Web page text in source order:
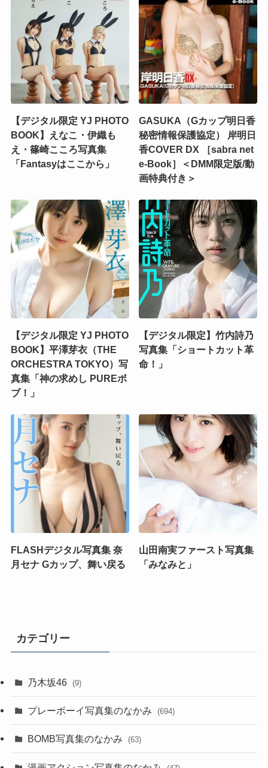
【デジタル限定 YJ PHOTO
BOOK】えなこ・伊織も
え・篠崎こころ写真集
「Fantasyはここから」
GASUKA（Gカップ明日香
秘密情報保護協定） 岸明日
香COVER DX ［sabra net
e-Book］＜DMM限定版/動
画特典付き＞
【デジタル限定 YJ PHOTO
BOOK】平澤芽衣（THE
ORCHESTRA TOKYO）写
真集「神の求めし PUREボ
ブ！」
【デジタル限定】竹内詩乃
写真集「ショートカット革
命！」
FLASHデジタル写真集 奈
月セナ Gカップ、舞い戻る
山田南実ファースト写真集
「みなみと」
カテゴリー
乃木坂46 (9)
プレーボーイ写真集のなかみ (694)
BOMB写真集のなかみ (63)